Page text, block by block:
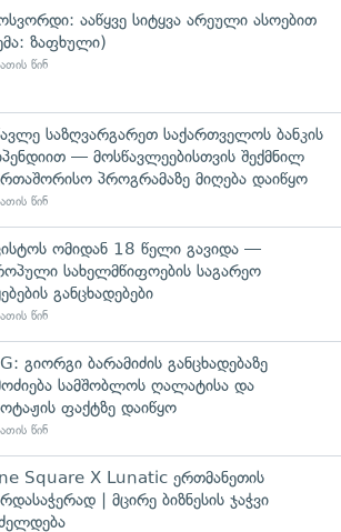
ააწყვე სიტყვა არეული ასოებით
ზაფხული)
წინ
საზღვარგარეთ საქართველოს ბანკის
— მოსწავლეებისთვის შექმნილ
პროგრამაზე მიღება დაიწყო
წინ
ომიდან 18 წელი გავიდა —
სახელმწიფოების საგარეო
განცხადებები
წინ
გიორგი ბარამიძის განცხადებაზე
სამშობლოს ღალატისა და
ფაქტზე დაიწყო
წინ
Square X Lunatic ერთმანეთის
| მცირე ბიზნესის ჯაჭვი